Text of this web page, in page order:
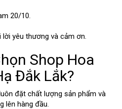
20/10.
yêu thương và cảm ơn.
Shop Hoa
Đắk Lắk?
đặt chất lượng sản phẩm và
lên hàng đầu.